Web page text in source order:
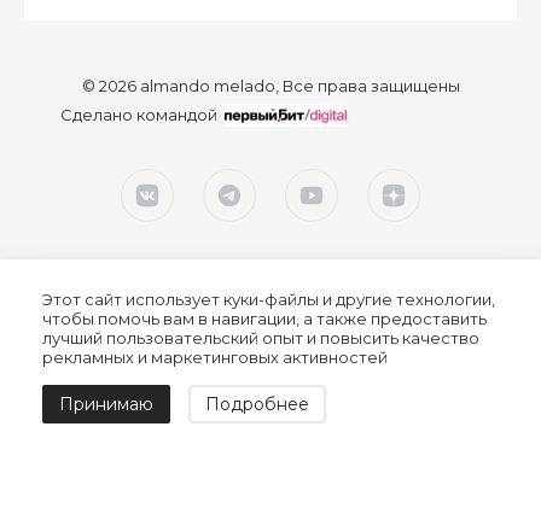
© 2026 almando melado, Все права защищены
Сделано командой
Согласие на обработку персональных данных
Политика конфиденциальности
Этот сайт использует куки-файлы и другие технологии,
чтобы помочь вам в навигации, а также предоставить
лучший пользовательский опыт и повысить качество
рекламных и маркетинговых активностей
Принимаю Подробнее